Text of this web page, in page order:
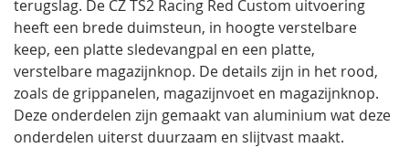
terugslag. De CZ TS2 Racing Red Custom uitvoering
heeft een brede duimsteun, in hoogte verstelbare
keep, een platte sledevangpal en een platte,
verstelbare magazijnknop. De details zijn in het rood,
zoals de grippanelen, magazijnvoet en magazijnknop.
Deze onderdelen zijn gemaakt van aluminium wat deze
onderdelen uiterst duurzaam en slijtvast maakt.